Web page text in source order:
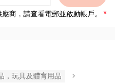
商，請查看電郵並啟動帳戶。
，玩具及體育用品